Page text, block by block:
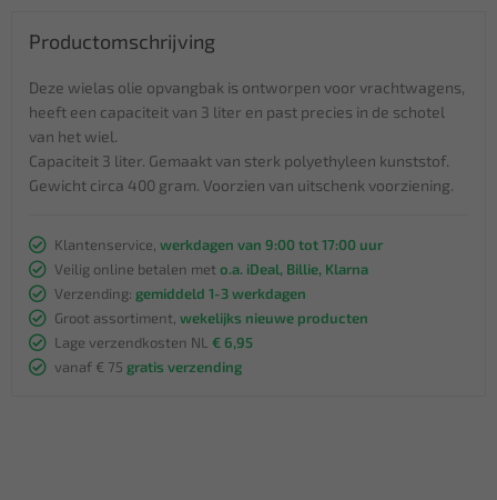
Productomschrijving
Deze wielas olie opvangbak is ontworpen voor vrachtwagens,
heeft een capaciteit van 3 liter en past precies in de schotel
van het wiel.
Capaciteit 3 liter. Gemaakt van sterk polyethyleen kunststof.
Gewicht circa 400 gram. Voorzien van uitschenk voorziening.
Klantenservice, werkdagen van 9:00 tot 17:00 uur
Veilig online betalen met o.a. iDeal, Billie, Klarna
Verzending: gemiddeld 1-3 werkdagen
Groot assortiment, wekelijks nieuwe producten
Lage verzendkosten NL € 6,95
vanaf € 75 gratis verzending